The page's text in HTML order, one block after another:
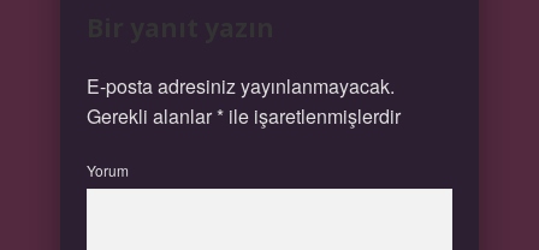
E-posta adresiniz yayınlanmayacak.
Gerekli alanlar*ile işaretlenmişlerdir
Yorum